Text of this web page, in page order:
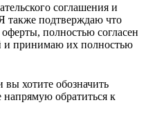
соглашения и
также подтверждаю что
полностью согласен
и принимаю их полностью
хотите обозначить
обратиться к